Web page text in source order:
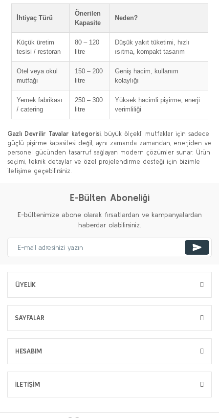
İhtiyaç Türü
Önerilen
Kapasite
Neden?
Küçük üretim
tesisi / restoran
80 – 120
litre
Düşük yakıt tüketimi, hızlı
ısıtma, kompakt tasarım
Otel veya okul
mutfağı
150 – 200
litre
Geniş hacim, kullanım
kolaylığı
Yemek fabrikası
/ catering
250 – 300
litre
Yüksek hacimli pişirme, enerji
verimliliği
Gazlı Devrilir Tavalar kategorisi, büyük ölçekli mutfaklar için sadece
güçlü pişirme kapasitesi değil, aynı zamanda zamandan, enerjiden ve
personel gücünden tasarruf sağlayan modern çözümler sunar. Ürün
seçimi, teknik detaylar ve özel projelendirme desteği için bizimle
iletişime geçebilirsiniz.
E-Bülten Aboneliği
E-bültenimize abone olarak fırsatlardan ve kampanyalardan
haberdar olabilirsiniz.
ÜYELİK
SAYFALAR
HESABIM
İLETİŞİM